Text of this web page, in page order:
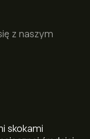
skokami
z naszym